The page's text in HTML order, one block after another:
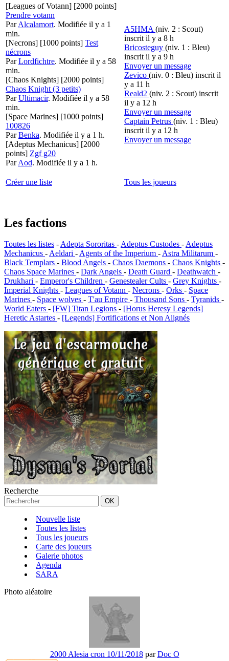
[Leagues of Votann] [2000 points]
Prendre votann
ParAlcalamort. Modifiée il y a 1
min.
[Necrons] [1000 points] Test
nécrons
ParLordfichtre. Modifiée il y a 58
min.
[Chaos Knights] [2000 points]
Chaos Knight (3 petits)
ParUltimacir. Modifiée il y a 58
min.
[Space Marines] [1000 points]
100826
ParBenka. Modifiée il y a 1 h.
[Adeptus Mechanicus] [2000
points] Zgf g20
ParAod. Modifiée il y a 1 h.
A5HMA (niv. 2 : Scout)
inscrit il y a 8 h
Bricosteguy (niv. 1 : Bleu)
inscrit il y a 9 h
Envoyer un message
Zevico (niv. 0 : Bleu) inscrit il
y a 11 h
Reald2 (niv. 2 : Scout) inscrit
il y a 12 h
Envoyer un message
Captain Petrus (niv. 1 : Bleu)
inscrit il y a 12 h
Envoyer un message
Créer une liste Tous les joueurs
Les factions
Toutes les listes -Adepta Sororitas -Adeptus Custodes -Adeptus
Mechanicus -Aeldari -Agents of the Imperium -Astra Militarum -
Black Templars - Blood Angels - Chaos Daemons - Chaos Knights -
Chaos Space Marines - Dark Angels - Death Guard - Deathwatch -
Drukhari - Emperor's Children - Genestealer Cults - Grey Knights -
Imperial Knights - Leagues of Votann - Necrons - Orks - Space
Marines - Space wolves - T'au Empire - Thousand Sons - Tyranids -
World Eaters - [FW] Titan Legions - [Horus Heresy Legends]
Heretic Astartes - [Legends] Fortifications et Non Alignés
Recherche
Nouvelle liste
Toutes les listes
Tous les joueurs
Carte des joueurs
Galerie photos
Agenda
SARA
Photo aléatoire
2000 Alesia cron 10/11/2018parDoc O